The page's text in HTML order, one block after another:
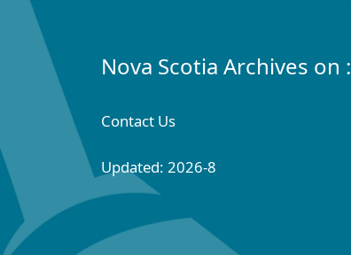
Nova Scotia Archives on :
Contact Us
Updated: 2026-8